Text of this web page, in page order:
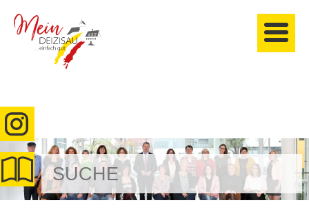
anmelden